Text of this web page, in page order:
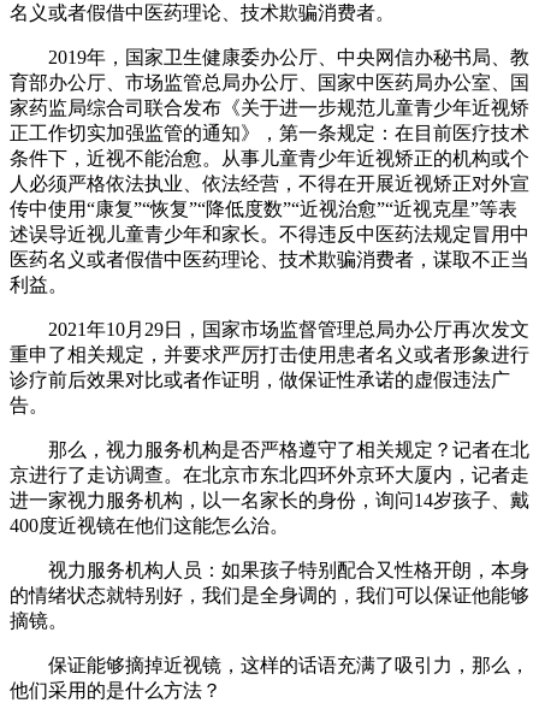
名义或者假借中医药理论、技术欺骗消费者。
2019年，国家卫生健康委办公厅、中央网信办秘书局、教
育部办公厅、市场监管总局办公厅、国家中医药局办公室、国
家药监局综合司联合发布《关于进一步规范儿童青少年近视矫
正工作切实加强监管的通知》，第一条规定：在目前医疗技术
条件下，近视不能治愈。从事儿童青少年近视矫正的机构或个
人必须严格依法执业、依法经营，不得在开展近视矫正对外宣
传中使用“康复”“恢复”“降低度数”“近视治愈”“近视克星”等表
述误导近视儿童青少年和家长。不得违反中医药法规定冒用中
医药名义或者假借中医药理论、技术欺骗消费者，谋取不正当
利益。
2021年10月29日，国家市场监督管理总局办公厅再次发文
重申了相关规定，并要求严厉打击使用患者名义或者形象进行
诊疗前后效果对比或者作证明，做保证性承诺的虚假违法广
告。
那么，视力服务机构是否严格遵守了相关规定？记者在北
京进行了走访调查。在北京市东北四环外京环大厦内，记者走
进一家视力服务机构，以一名家长的身份，询问14岁孩子、戴
400度近视镜在他们这能怎么治。
视力服务机构人员：如果孩子特别配合又性格开朗，本身
的情绪状态就特别好，我们是全身调的，我们可以保证他能够
摘镜。
保证能够摘掉近视镜，这样的话语充满了吸引力，那么，
他们采用的是什么方法？